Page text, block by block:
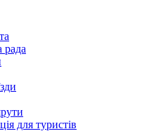
рада
для туристів